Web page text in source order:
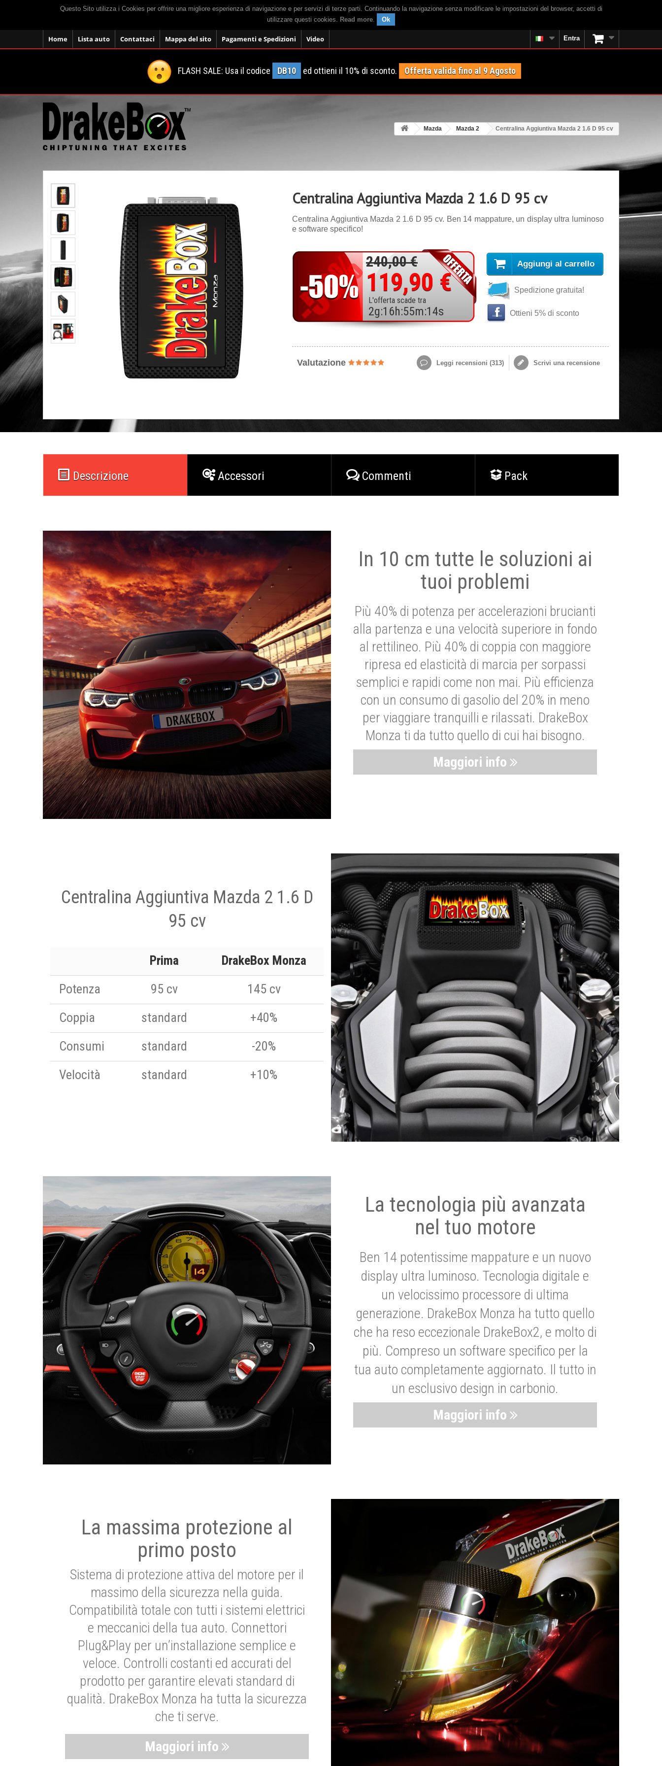
Questo Sito utilizza i Cookies per offrire una migliore esperienza di navigazione e per servizi di terze parti. Continuando la navigazione senza modificare le impostazioni del browser, accetti di
utilizzare questi cookies. Read more. Ok
Home Lista auto Contattaci Mappa del sito Pagamenti e Spedizioni Video Entra
FLASH SALE: Usa il codice DB10 ed ottieni il 10% di sconto. Offerta valida fino al 9 Agosto
Mazda Mazda 2 Centralina Aggiuntiva Mazda 2 1.6 D 95 cv
Centralina Aggiuntiva Mazda 2 1.6 D 95 cv
Centralina Aggiuntiva Mazda 2 1.6 D 95 cv. Ben 14 mappature, un display ultra luminoso
e software specifico!
240,00 €
119,90 €
L'offerta scade tra
2g:16h:55m:13s
Aggiungi al carrello
Spedizione gratuita!
Ottieni 5% di sconto
Valutazione Leggi recensioni (313) Scrivi una recensione
Descrizione Accessori Commenti Pack
In 10 cm tutte le soluzioni ai
tuoi problemi
Più 40% di potenza per accelerazioni brucianti
alla partenza e una velocità superiore in fondo
al rettilineo. Più 40% di coppia con maggiore
ripresa ed elasticità di marcia per sorpassi
semplici e rapidi come non mai. Più efficienza
con un consumo di gasolio del 20% in meno
per viaggiare tranquilli e rilassati. DrakeBox
Monza ti da tutto quello di cui hai bisogno.
Maggiori info
Centralina Aggiuntiva Mazda 2 1.6 D
95 cv
Prima
DrakeBox Monza
Potenza
95 cv
145 cv
Coppia
standard
+40%
Consumi
standard
-20%
Velocità
standard +10%
La tecnologia più avanzata
nel tuo motore
Ben 14 potentissime mappature e un nuovo
display ultra luminoso. Tecnologia digitale e
un velocissimo processore di ultima
generazione. DrakeBox Monza ha tutto quello
che ha reso eccezionale DrakeBox2, e molto di
più. Compreso un software specifico per la
tua auto completamente aggiornato. Il tutto in
un esclusivo design in carbonio.
Maggiori info
La massima protezione al
primo posto
Sistema di protezione attiva del motore per il
massimo della sicurezza nella guida.
Compatibilità totale con tutti i sistemi elettrici
e meccanici della tua auto. Connettori
Plug&Play per un’installazione semplice e
veloce. Controlli costanti ed accurati del
prodotto per garantire elevati standard di
qualità. DrakeBox Monza ha tutta la sicurezza
che ti serve.
Maggiori info